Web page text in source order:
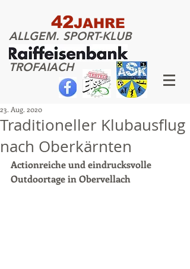
42JAHRE
ALLGEM. SPORT-KLUB
TROFAIACH
Traditioneller Klubausflug
nach Oberkärnten
23. Aug. 2020
Actionreiche und eindrucksvolle
Outdoortage in Obervellach